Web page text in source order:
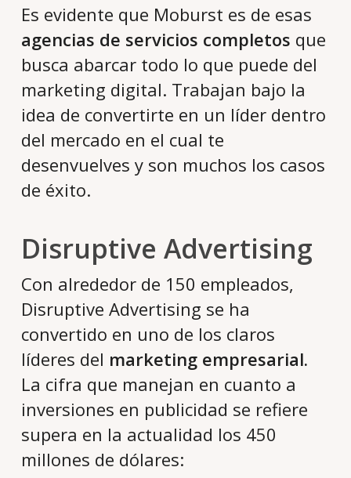
Es evidente que Moburst es de esas
agencias de servicios completos que
busca abarcar todo lo que puede del
marketing digital. Trabajan bajo la
idea de convertirte en un líder dentro
del mercado en el cual te
desenvuelves y son muchos los casos
de éxito.
Disruptive Advertising
Con alrededor de 150 empleados,
Disruptive Advertising se ha
convertido en uno de los claros
líderes del marketing empresarial.
La cifra que manejan en cuanto a
inversiones en publicidad se refiere
supera en la actualidad los 450
millones de dólares: